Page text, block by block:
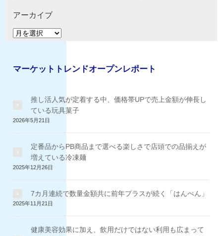
ゴ
ー
アーカイブ
ア
イ
マーケットトレンドオープンレポート
推し活人気が定着する中、価格帯UPで売上金額が伸長し
ている玩具菓子
2026年5月21日
定番品からPB商品まで選べる楽しさで店頭での品揃えが
増えている冷凍麺
2025年12月26日
7カ月連続で数量金額共に前年プラスが続く「はんぺん」
2025年11月21日
健康美容効果に加え、飲用だけではない利用も広まって